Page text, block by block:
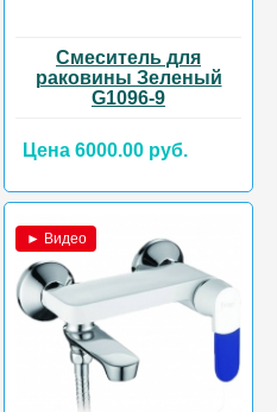
Смеситель для
раковины Зеленый
G1096-9
Цена 6000.00 руб.
► Видео